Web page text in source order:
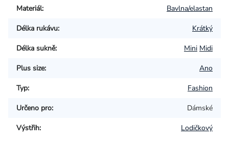
Materiál: Bavlna/elastan
Délka rukávu: Krátký
Délka sukně: Mini Midi
Plus size: Ano
Typ: Fashion
Určeno pro: Dámské
Výstřih: Lodičkový